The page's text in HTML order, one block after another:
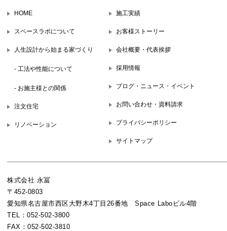
HOME
スペースラボについて
人生設計から始まる家づくり
- 工法や性能について
- お施主様との関係
注文住宅
リノベーション
施工実績
お客様ストーリー
会社概要・代表挨拶
採用情報
ブログ・ニュース・イベント
お問い合わせ・資料請求
プライバシーポリシー
サイトマップ
株式会社 永冨
〒452-0803
愛知県名古屋市西区大野木4丁目26番地 Space Laboビル4階
TEL：052-502-3800
FAX：052-502-3810